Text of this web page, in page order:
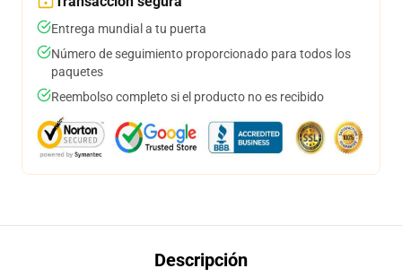
Entrega mundial a tu puerta
Número de seguimiento proporcionado para todos los
paquetes
Reembolso completo si el producto no es recibido
Descripción